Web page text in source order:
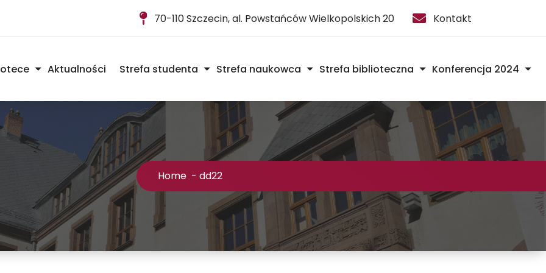
70-110 Szczecin, al. Powstańców Wielkopolskich 20 Kontakt
Aktualności Strefa studenta Strefa naukowca Strefa biblioteczna Konferencja 2024
Home - dd22